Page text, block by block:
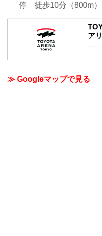
停 徒歩10分（800m）
ア
ナ
リテ
≫ Googleマップで見る